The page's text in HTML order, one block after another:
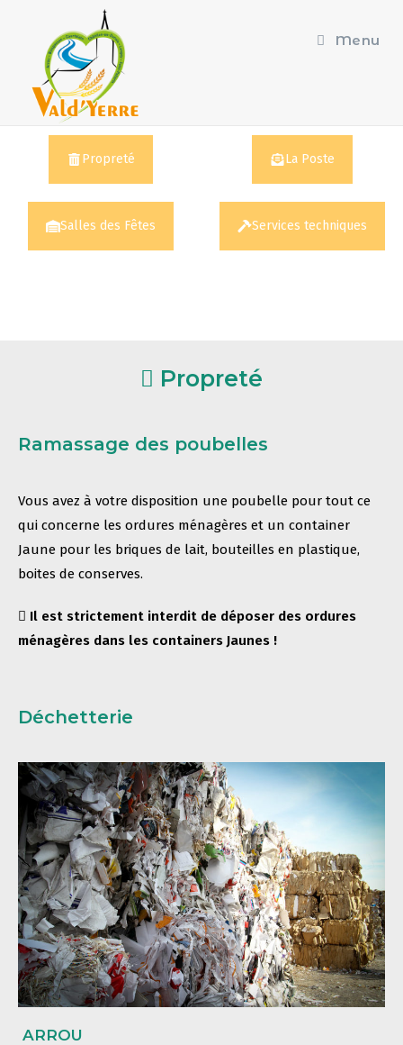
Menu
Propreté La Poste
Salles des Fêtes Services techniques
Propreté
Ramassage des poubelles
Vous avez à votre disposition une poubelle pour tout ce
qui concerne les ordures ménagères et un container
Jaune pour les briques de lait, bouteilles en plastique,
boites de conserves.
Il est strictement interdit de déposer des ordures
ménagères dans les containers Jaunes !
Déchetterie
ARROU